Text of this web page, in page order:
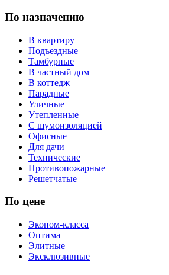
По назначению
В квартиру
Подъездные
Тамбурные
В частный дом
В коттедж
Парадные
Уличные
Утепленные
С шумоизоляцией
Офисные
Для дачи
Технические
Противопожарные
Решетчатые
По цене
Эконом-класса
Оптима
Элитные
Эксклюзивные